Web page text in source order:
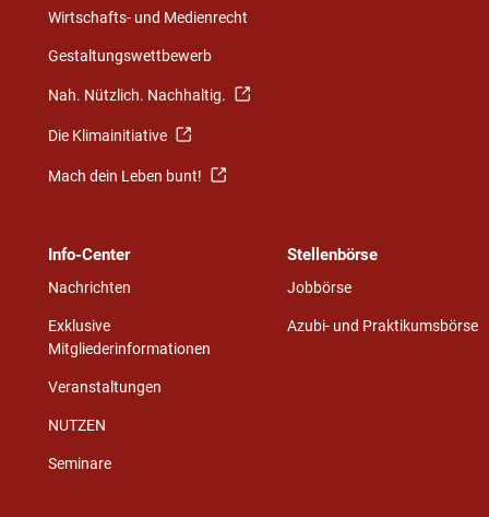
Wirtschafts- und Medienrecht
Gestaltungswettbewerb
Nah. Nützlich. Nachhaltig.
Die Klimainitiative
Mach dein Leben bunt!
Info-Center
Nachrichten
Exklusive
Mitgliederinformationen
Veranstaltungen
NUTZEN
Seminare
Stellenbörse
Jobbörse
Azubi- und Praktikumsbörse